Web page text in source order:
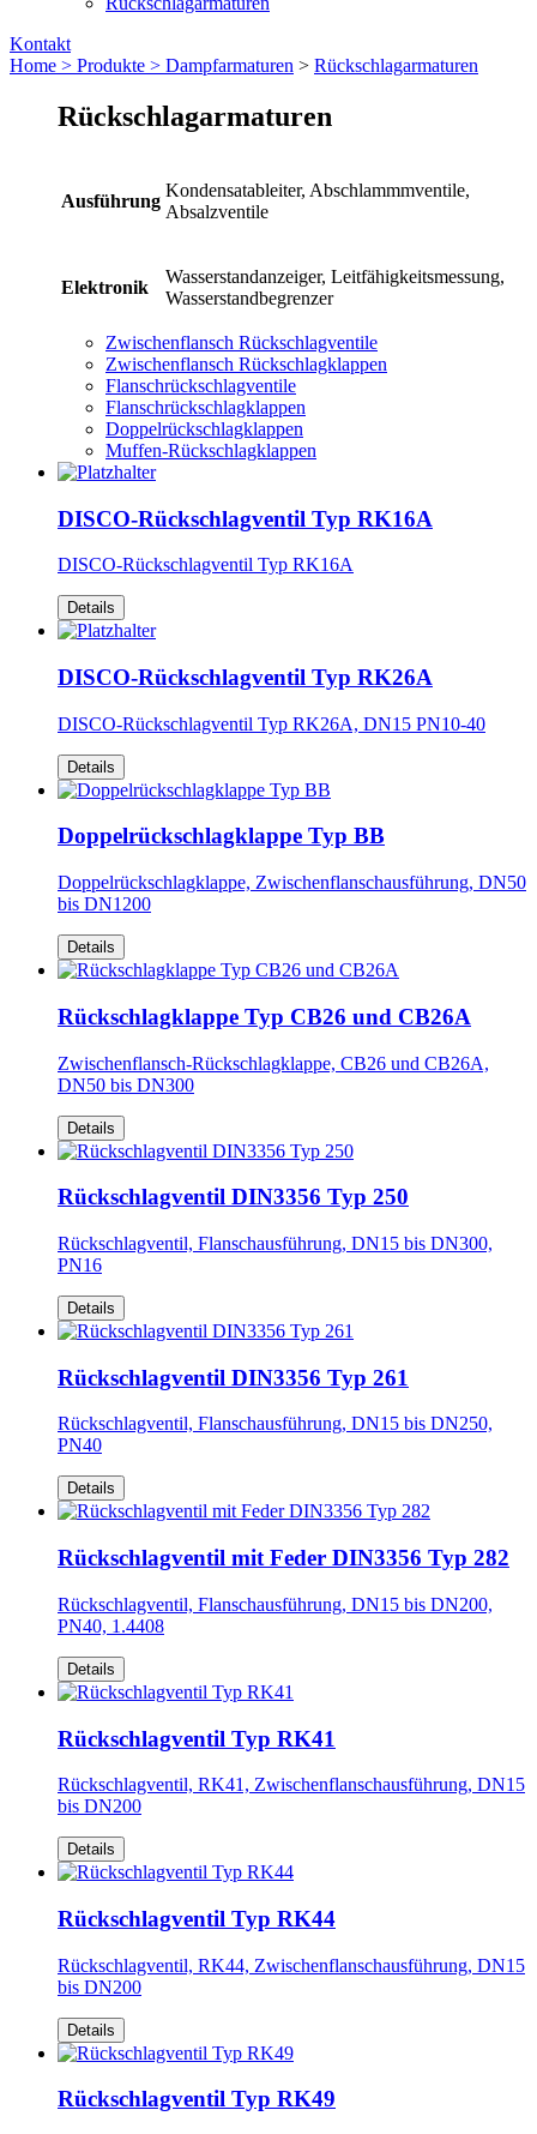
Kontakt
Home > Produkte > Dampfarmaturen > Rückschlagarmaturen
Rückschlagarmaturen
Ausführung
Kondensatableiter, Abschlammmventile,
Absalzventile
Elektronik
Wasserstandanzeiger, Leitfähigkeitsmessung,
Wasserstandbegrenzer
Zwischenflansch Rückschlagventile
Zwischenflansch Rückschlagklappen
Flanschrückschlagventile
Flanschrückschlagklappen
Doppelrückschlagklappen
Muffen-Rückschlagklappen
DISCO-Rückschlagventil Typ RK16A
DISCO-Rückschlagventil Typ RK16A
Details
DISCO-Rückschlagventil Typ RK26A
DISCO-Rückschlagventil Typ RK26A, DN15 PN10-40
Details
Doppelrückschlagklappe Typ BB
Doppelrückschlagklappe, Zwischenflanschausführung, DN50
bis DN1200
Details
Rückschlagklappe Typ CB26 und CB26A
Zwischenflansch-Rückschlagklappe, CB26 und CB26A,
DN50 bis DN300
Details
Rückschlagventil DIN3356 Typ 250
Rückschlagventil, Flanschausführung, DN15 bis DN300,
PN16
Details
Rückschlagventil DIN3356 Typ 261
Rückschlagventil, Flanschausführung, DN15 bis DN250,
PN40
Details
Rückschlagventil mit Feder DIN3356 Typ 282
Rückschlagventil, Flanschausführung, DN15 bis DN200,
PN40, 1.4408
Details
Rückschlagventil Typ RK41
Rückschlagventil, RK41, Zwischenflanschausführung, DN15
bis DN200
Details
Rückschlagventil Typ RK44
Rückschlagventil, RK44, Zwischenflanschausführung, DN15
bis DN200
Details
Rückschlagventil Typ RK49